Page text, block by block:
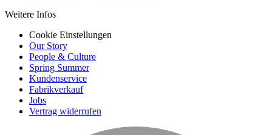
Weitere Infos
Cookie Einstellungen
Our Story
People & Culture
Spring Summer
Kundenservice
Fabrikverkauf
Jobs
Vertrag widerrufen